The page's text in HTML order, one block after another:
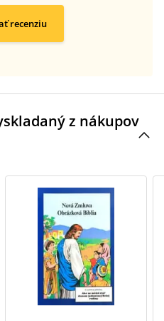
recenziu
z nákupov